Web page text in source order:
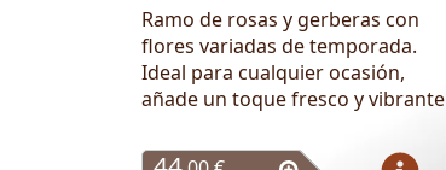
Ramo de rosas y gerberas con
flores variadas de temporada.
Ideal para cualquier ocasión,
añade un toque fresco y vibrante